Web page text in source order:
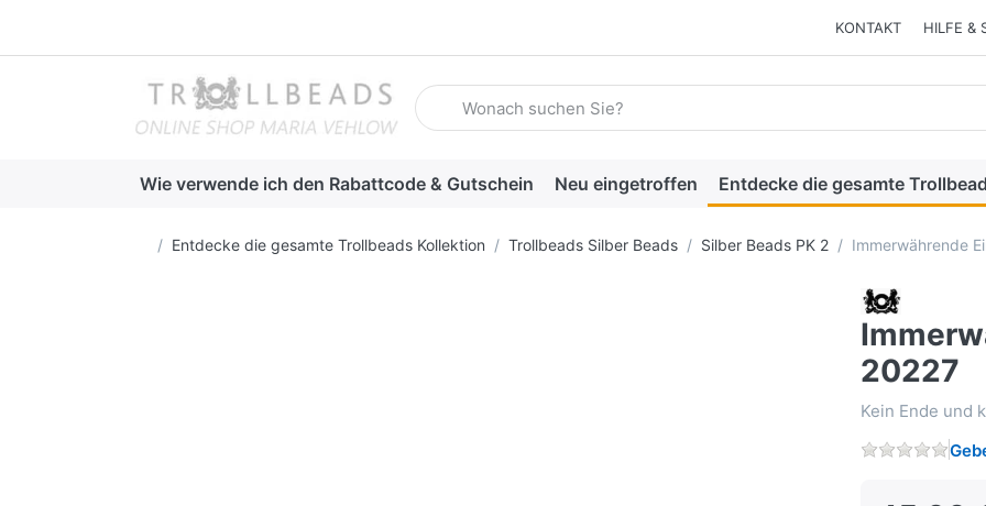
KONTAKT HILFE &
Geben Sie einen Suchbegriff ein. Während Sie tippen, erscheinen
Wie verwende ich den Rabattcode & Gutschein Neu eingetroffen Entdecke die gesamte
Startseite
Entdecke die gesamte Trollbeads Kollektion Trollbeads Silber Beads Silber Beads PK 2 Immerwährende
20227
Kein Ende und